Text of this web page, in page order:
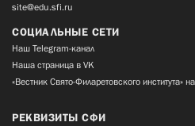
site@edu.sfi.ru
СОЦИАЛЬНЫЕ СЕТИ
Наш Telegram-канал
Наша страница в VK
«Вестник Свято-Филаретовского института»
РЕКВИЗИТЫ СФИ